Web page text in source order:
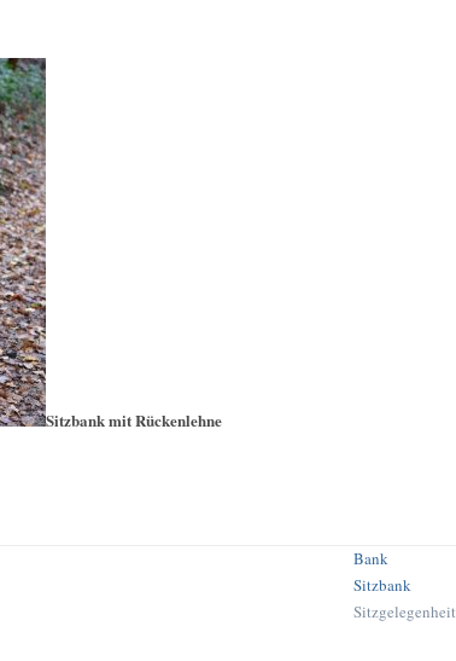
Sitzbank mit Rückenlehne
Bank
Sitzbank
Sitzgelegenheit